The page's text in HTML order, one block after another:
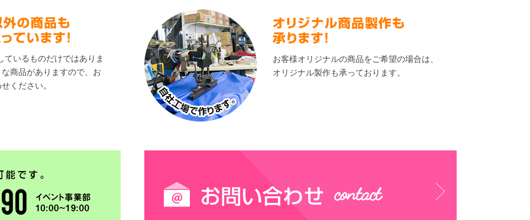
ているものだけではありま
商品がありますので、お
ください。
お客様オリジナルの商品をご希望の場合は、
オリジナル製作も承っております。